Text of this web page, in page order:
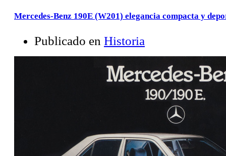
Mercedes-Benz 190E (W201) elegancia compacta y
Publicado en Historia